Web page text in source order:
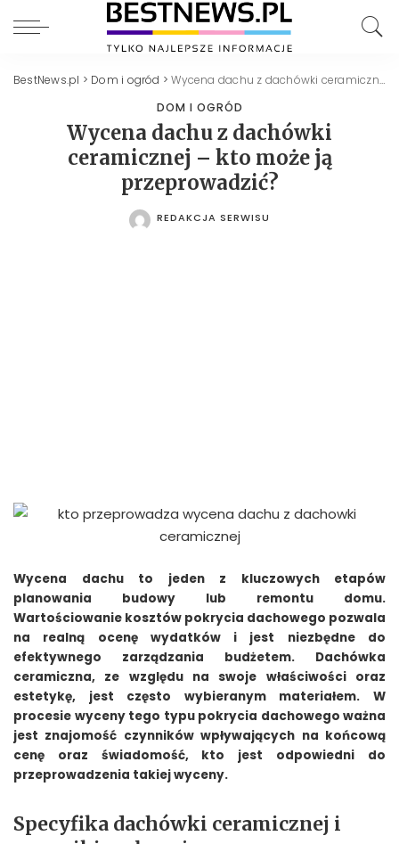
BestNews.pl > Dom i ogród >Wycena dachu z dachówki ceramicznej – kto może ją przeprowadzić?
DOM I OGRÓD
Wycena dachu z dachówki
ceramicznej – kto może ją
przeprowadzić?
POSTED
REDAKCJA SERWISU
Wycena dachu to jeden z kluczowych etapów
planowania budowy lub remontu domu.
Wartościowanie kosztów pokrycia dachowego pozwala
na realną ocenę wydatków i jest niezbędne do
efektywnego zarządzania budżetem. Dachówka
ceramiczna, ze względu na swoje właściwości oraz
estetykę, jest często wybieranym materiałem. W
procesie wyceny tego typu pokrycia dachowego ważna
jest znajomość czynników wpływających na końcową
cenę oraz świadomość, kto jest odpowiedni do
przeprowadzenia takiej wyceny.
Specyfika dachówki ceramicznej i